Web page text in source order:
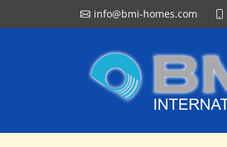
info@bmi-homes.com